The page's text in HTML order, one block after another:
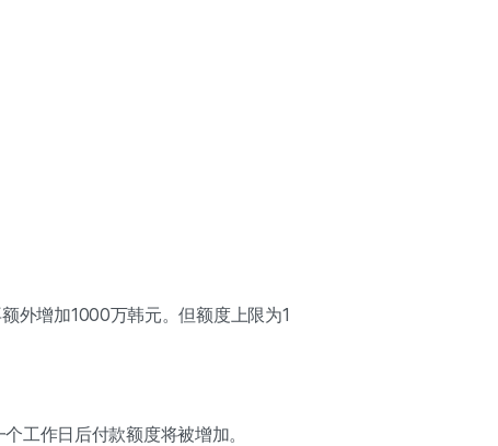
外增加1000万韩元。但额度上限为1
个工作日后付款额度将被增加。